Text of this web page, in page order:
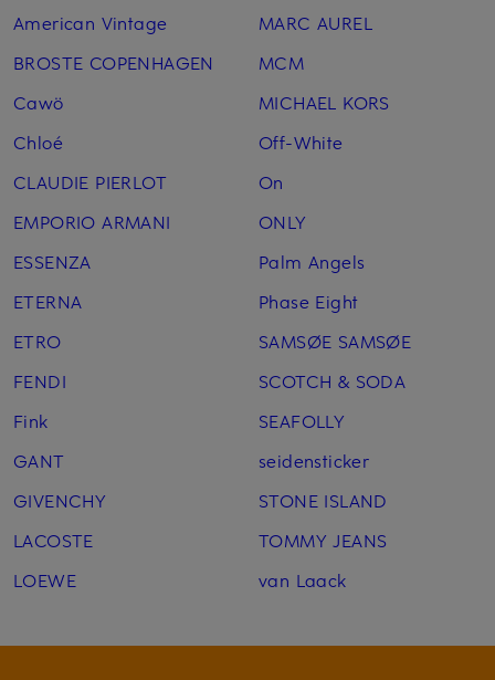
American Vintage
BROSTE COPENHAGEN
Cawö
Chloé
CLAUDIE PIERLOT
EMPORIO ARMANI
ESSENZA
ETERNA
ETRO
FENDI
Fink
GANT
GIVENCHY
LACOSTE
LOEWE
MARC AUREL
MCM
MICHAEL KORS
Off-White
On
ONLY
Palm Angels
Phase Eight
SAMSØE SAMSØE
SCOTCH & SODA
SEAFOLLY
seidensticker
STONE ISLAND
TOMMY JEANS
van Laack